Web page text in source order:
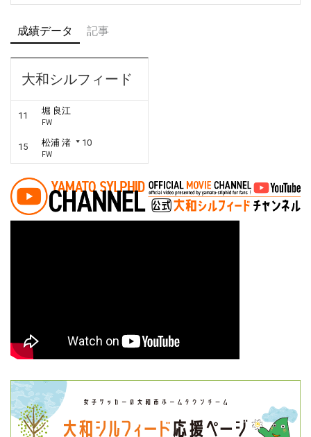
成績データ 記事
大和シルフィード
11 堀 良江
FW
15 松浦 渚 10
FW
投稿ナビゲーション